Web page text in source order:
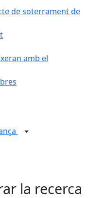
de soterrament de
amb el
la recerca